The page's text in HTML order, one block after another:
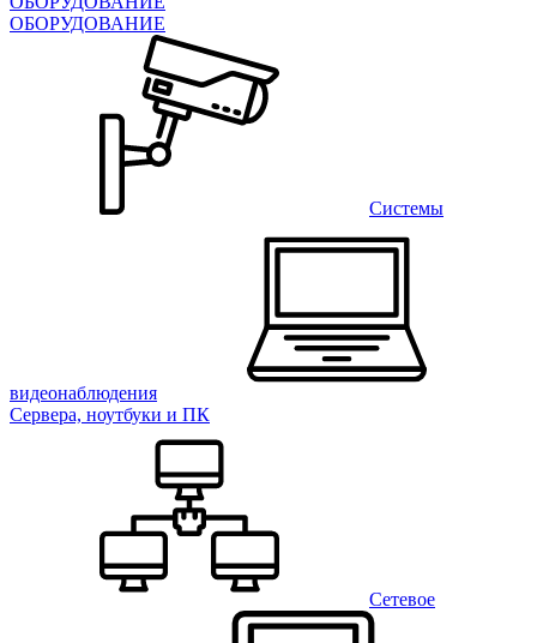
ОБОРУДОВАНИЕ
Системы
видеонаблюдения
Сервера, ноутбуки и ПК
Сетевое